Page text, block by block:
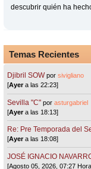
descubrir quién ha
Temas Recientes
Djibril SOW porsivigliano
[Ayera las 22:23]
Sevilla "C"porasturgabriel
[Ayera las 18:13]
Re: Pre Temporada del
[Ayera las 18:08]
JOSÉ IGNACIO
[Agosto 05, 2026, 07:27